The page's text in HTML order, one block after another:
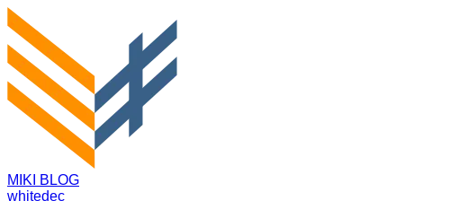
MIKI BLOG
whitedec